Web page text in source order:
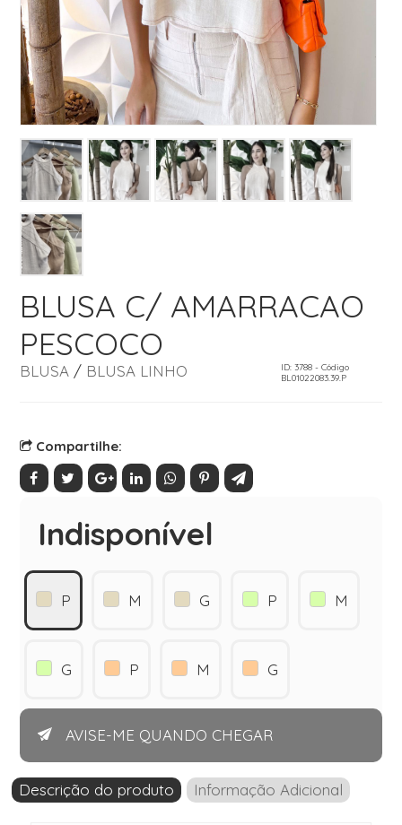
BLUSA C/ AMARRACAO
PESCOCO
BLUSA/ BLUSA LINHO
ID: 3788 - Código
BL01022083.39.P
Compartilhe:
Indisponível
P M G P M
G P M G
AVISE-ME QUANDO CHEGAR
Descrição do produto Informação Adicional